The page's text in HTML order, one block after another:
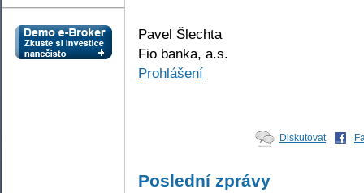
Pavel Šlechta
Fio banka, a.s.
Prohlášení
Diskutovat
Poslední zprávy